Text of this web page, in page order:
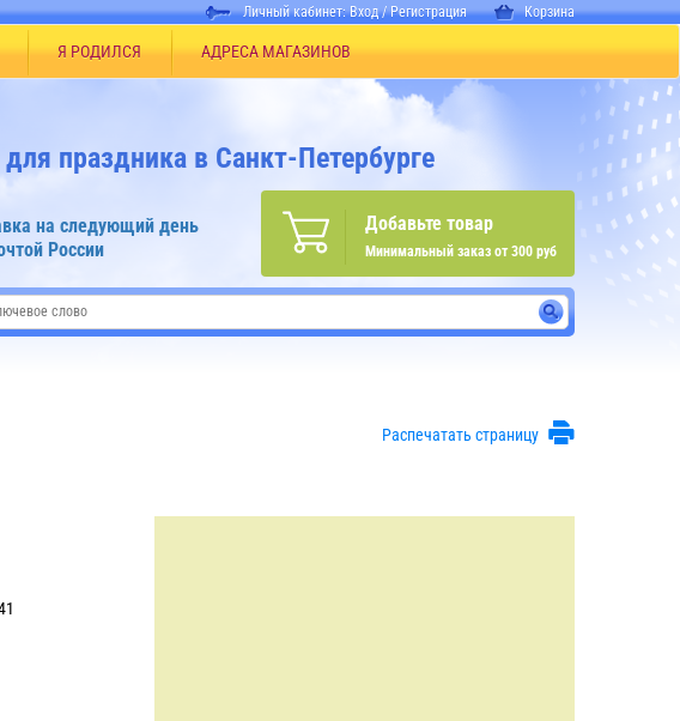
Личный кабинет:Вход/Регистрация Корзина
Я РОДИЛСЯ АДРЕСА МАГАЗИНОВ
праздника в Санкт-Петербурге
Добавьте товар
Минимальный заказ от 300 руб
на следующий день
России
Распечатать страницу